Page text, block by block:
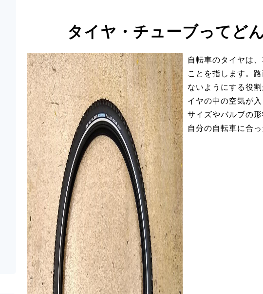
タイヤ・チューブってど
自転車のタイヤは
ことを指します。
ないようにする役
イヤの中の空気が
サイズやバルブの
自分の自転車に合